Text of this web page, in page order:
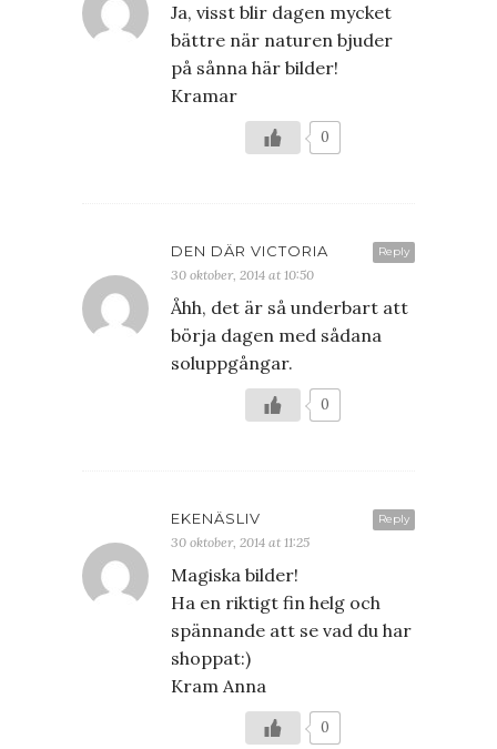
Ja, visst blir dagen mycket
bättre när naturen bjuder
på sånna här bilder!
Kramar
0
Reply
DEN DÄR VICTORIA
30 oktober, 2014 at 10:50
Åhh, det är så underbart att
börja dagen med sådana
soluppgångar.
0
Reply
EKENÄSLIV
30 oktober, 2014 at 11:25
Magiska bilder!
Ha en riktigt fin helg och
spännande att se vad du har
shoppat:)
Kram Anna
0